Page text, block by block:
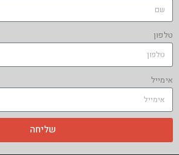
טלפון
אימייל
שליחה